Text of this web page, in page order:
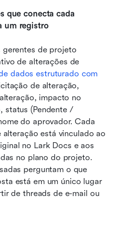
que conecta cada
um registro
de projeto
de alterações de
dados estruturado com
de alteração,
impacto no
status (Pendente /
do aprovador. Cada
está vinculado ao
no Lark Docs e aos
no plano do projeto.
perguntam o que
está em um único lugar
de threads de e-mail ou